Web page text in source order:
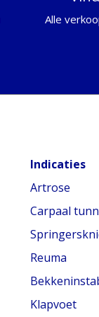
Alle
Indicaties
Artrose
Carpaal
Reuma
Klapvoet